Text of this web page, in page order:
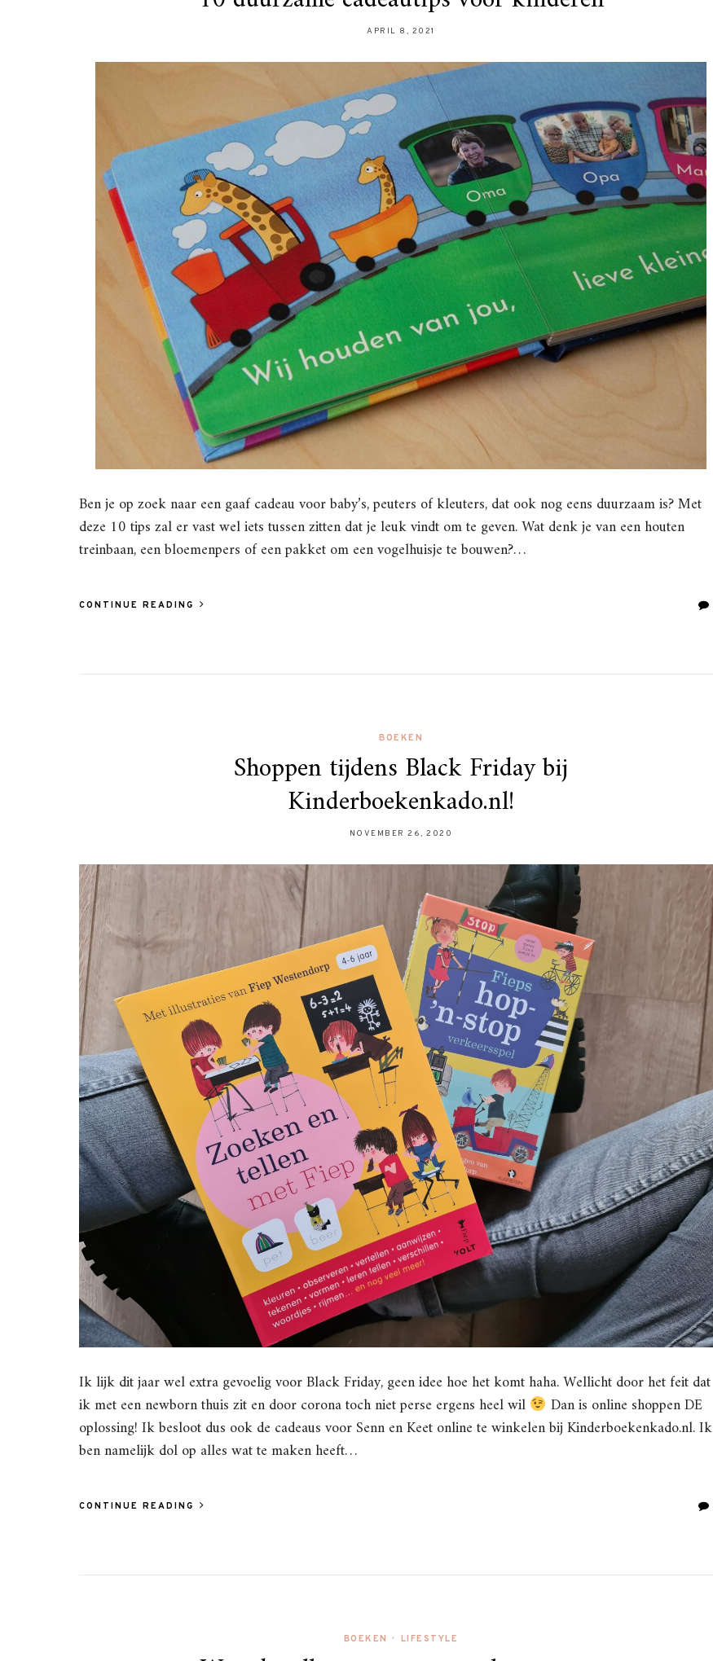
APRIL 8, 2021
Ben je op zoek naar een gaaf cadeau voor baby’s, peuters of kleuters, dat ook nog eens duurzaam is? Met
deze 10 tips zal er vast wel iets tussen zitten dat je leuk vindt om te geven. Wat denk je van een houten
treinbaan, een bloemenpers of een pakket om een vogelhuisje te bouwen?…
CONTINUE READING
BOEKEN
Shoppen tijdens Black Friday bij
Kinderboekenkado.nl!
NOVEMBER 26, 2020
Ik lijk dit jaar wel extra gevoelig voor Black Friday, geen idee hoe het komt haha. Wellicht door het feit dat
ik met een newborn thuis zit en door corona toch niet perse ergens heel wil
Dan is online shoppen DE
oplossing! Ik besloot dus ook de cadeaus voor Senn en Keet online te winkelen bij Kinderboekenkado.nl. Ik
ben namelijk dol op alles wat te maken heeft…
CONTINUE READING
BOEKEN • LIFESTYLE